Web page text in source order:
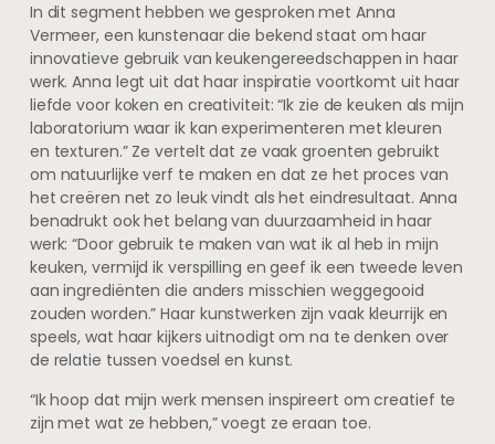
In dit segment hebben we gesproken met Anna
Vermeer, een kunstenaar die bekend staat om haar
innovatieve gebruik van keukengereedschappen in haar
werk. Anna legt uit dat haar inspiratie voortkomt uit haar
liefde voor koken en creativiteit: “Ik zie de keuken als mijn
laboratorium waar ik kan experimenteren met kleuren
en texturen.” Ze vertelt dat ze vaak groenten gebruikt
om natuurlijke verf te maken en dat ze het proces van
het creëren net zo leuk vindt als het eindresultaat. Anna
benadrukt ook het belang van duurzaamheid in haar
werk: “Door gebruik te maken van wat ik al heb in mijn
keuken, vermijd ik verspilling en geef ik een tweede leven
aan ingrediënten die anders misschien weggegooid
zouden worden.” Haar kunstwerken zijn vaak kleurrijk en
speels, wat haar kijkers uitnodigt om na te denken over
de relatie tussen voedsel en kunst.
“Ik hoop dat mijn werk mensen inspireert om creatief te
zijn met wat ze hebben,” voegt ze eraan toe.